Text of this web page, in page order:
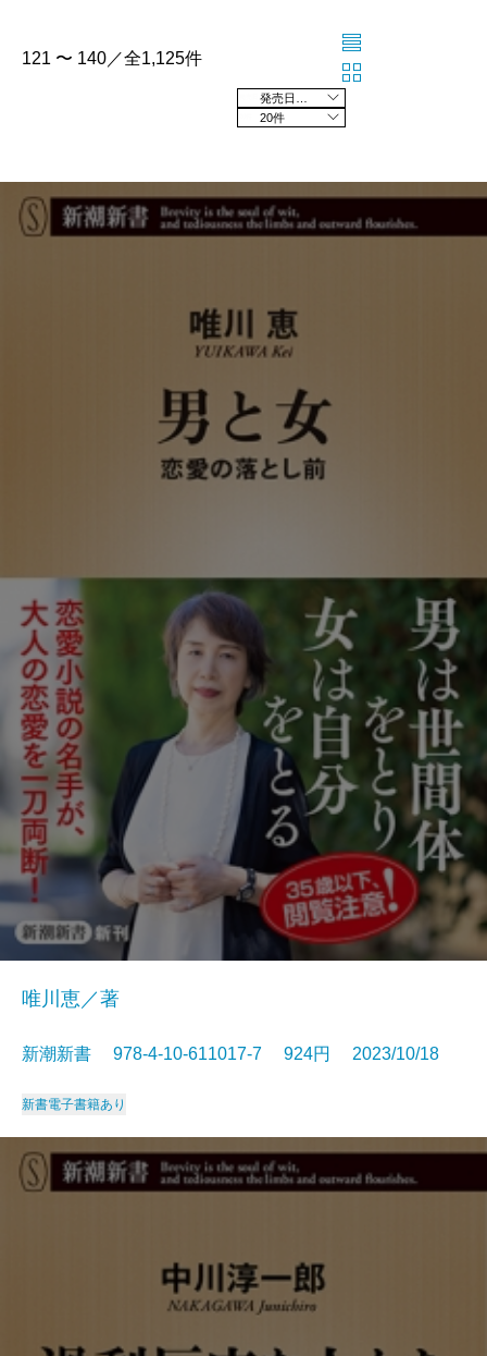
121 〜 140／全1,125件
20件
唯川恵／著
新潮新書 978-4-10-611017-7 924円 2023/10/18
新書電子書籍あり